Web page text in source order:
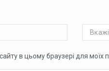
в цьому браузері для моїх